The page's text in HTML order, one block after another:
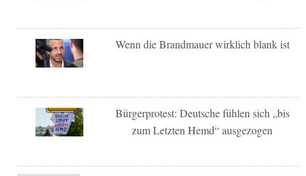
Wenn die Brandmauer wirklich blank ist
Bürgerprotest: Deutsche fühlen sich „bis
zum Letzten Hemd“ ausgezogen